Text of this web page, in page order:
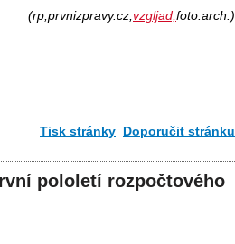
(rp,prvnizpravy.cz, vzgljad, foto:arch.)
Tisk stránky Doporučit stránku
pololetí rozpočtového